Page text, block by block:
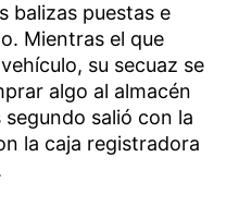
balizas puestas e
Mientras el que
su secuaz se
algo al almacén
salió con la
la caja registradora